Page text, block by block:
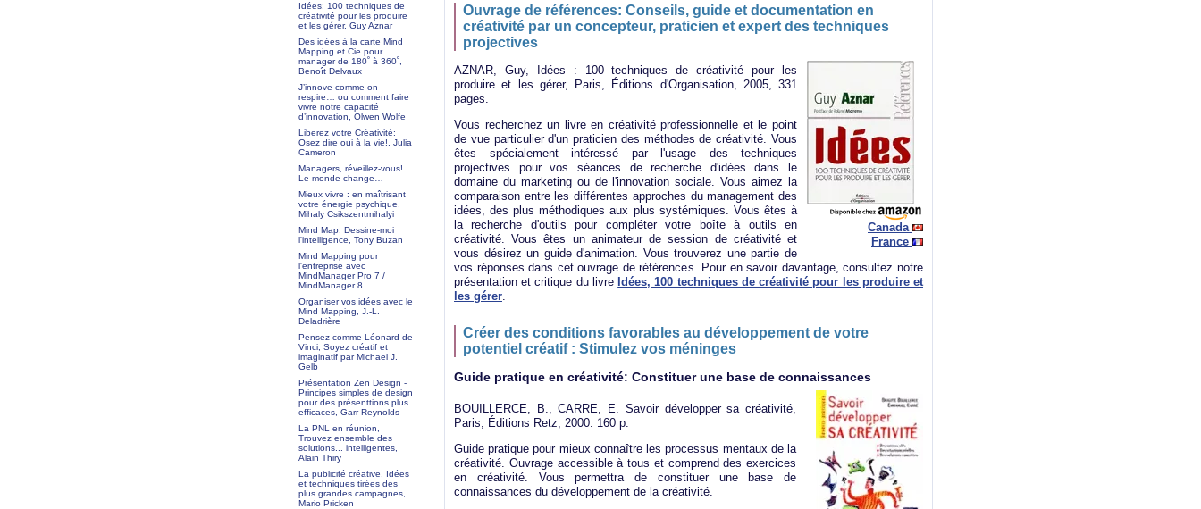
Idées: 100 techniques de
créativité pour les produire
et les gérer, Guy Aznar
Des idées à la carte Mind
Mapping et Cie pour
manager de 180˚ à 360˚,
Benoît Delvaux
J’innove comme on
respire… ou comment faire
vivre notre capacité
d’innovation, Olwen Wolfe
Liberez votre Créativité:
Osez dire oui à la vie!, Julia
Cameron
Managers, réveillez-vous!
Le monde change…
Mieux vivre : en maîtrisant
votre énergie psychique,
Mihaly Csikszentmihalyi
Mind Map: Dessine-moi
l'intelligence, Tony Buzan
Mind Mapping pour
l'entreprise avec
MindManager Pro 7 /
MindManager 8
Organiser vos idées avec le
Mind Mapping, J.-L.
Deladrière
Pensez comme Léonard de
Vinci, Soyez créatif et
imaginatif par Michael J.
Gelb
Présentation Zen Design -
Principes simples de design
pour des présenttions plus
efficaces, Garr Reynolds
La PNL en réunion,
Trouvez ensemble des
solutions... intelligentes,
Alain Thiry
La publicité créative, Idées
et techniques tirées des
plus grandes campagnes,
Mario Pricken
Ouvrage de références: Conseils, guide et documentation en
créativité par un concepteur, praticien et expert des techniques
projectives
Canada
France
AZNAR, Guy, Idées : 100 techniques de créativité pour les
produire et les gérer, Paris, Éditions d'Organisation, 2005, 331
pages.
Vous recherchez un livre en créativité professionnelle et le point
de vue particulier d'un praticien des méthodes de créativité. Vous
êtes spécialement intéressé par l'usage des techniques
projectives pour vos séances de recherche d'idées dans le
domaine du marketing ou de l'innovation sociale. Vous aimez la
comparaison entre les différentes approches du management des
idées, des plus méthodiques aux plus systémiques. Vous êtes à
la recherche d'outils pour compléter votre boîte à outils en
créativité. Vous êtes un animateur de session de créativité et
vous désirez un guide d'animation. Vous trouverez une partie de
vos réponses dans cet ouvrage de références. Pour en savoir davantage, consultez notre
présentation et critique du livreIdées, 100 techniques de créativité pour les produire et
les gérer
Créer des conditions favorables au développement de votre
potentiel créatif : Stimulez vos méninges
Guide pratique en créativité: Constituer une base de connaissances
BOUILLERCE, B., CARRE, E. Savoir développer sa créativité,
Paris, Éditions Retz, 2000. 160 p.
Guide pratique pour mieux connaître les processus mentaux de la
créativité. Ouvrage accessible à tous et comprend des exercices
en créativité. Vous permettra de constituer une base de
connaissances du développement de la créativité.